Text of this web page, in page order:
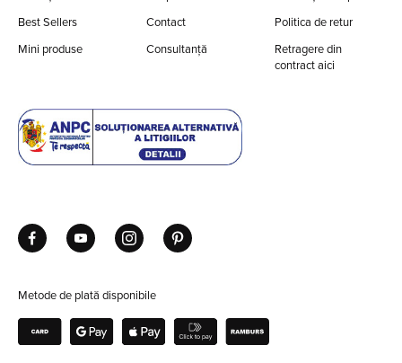
Best Sellers
Mini produse
Contact
Consultanță
Politica de retur
Retragere din
contract aici
Metode de plată disponibile